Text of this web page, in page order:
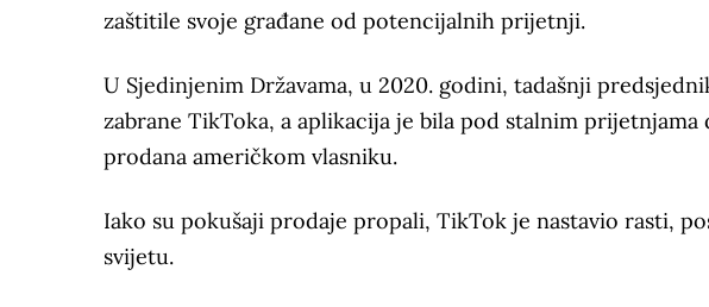
zaštitile svoje građane od potencijalnih prijetnji.
U Sjedinjenim Državama, u 2020. godini, tadašnji
zabrane TikToka, a aplikacija je bila pod stalnim prijetnjama
prodana američkom vlasniku.
Iako su pokušaji prodaje propali, TikTok je nastavio rasti,
svijetu.